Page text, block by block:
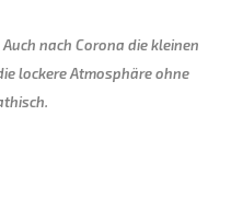
nach Corona die kleinen
lockere Atmosphäre ohne